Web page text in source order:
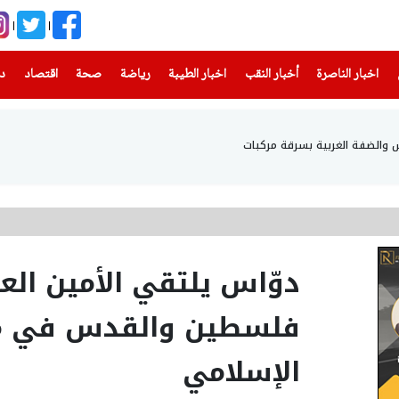
اخبار الناصرة
(current) أخبار النقب اخبار الطيبة(current) رياضة
(current) صحة(current) اقتصاد
دوّاس يلتقي الأمين
فلسطين والقدس في
الإسلامي